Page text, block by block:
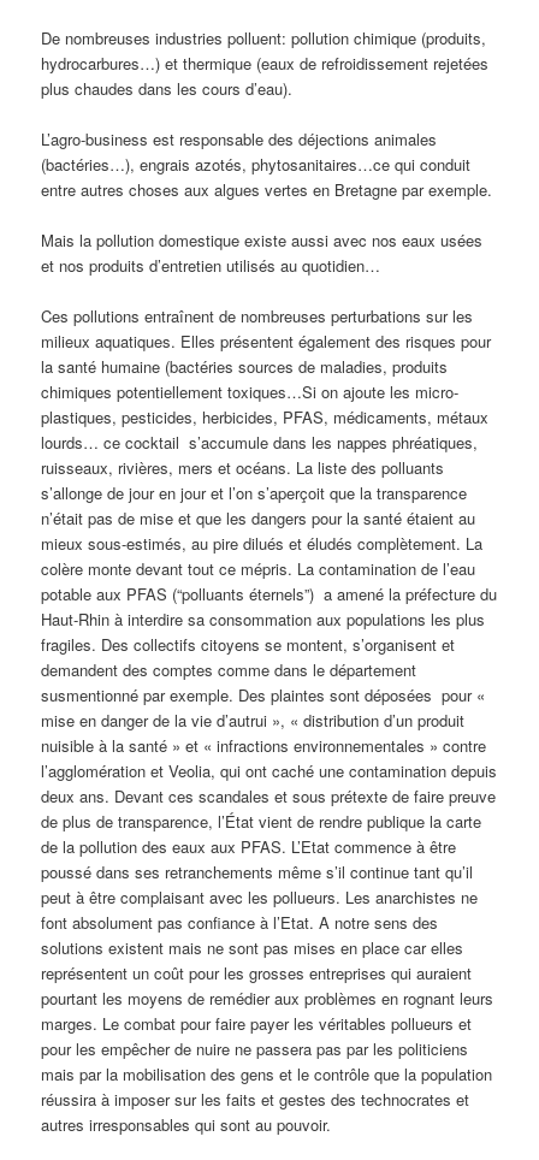
De nombreuses industries polluent: pollution chimique (produits,
hydrocarbures…) et thermique (eaux de refroidissement rejetées
plus chaudes dans les cours d’eau).
L’agro-business est responsable des déjections animales
(bactéries…), engrais azotés, phytosanitaires…ce qui conduit
entre autres choses aux algues vertes en Bretagne par exemple.
Mais la pollution domestique existe aussi avec nos eaux usées
et nos produits d’entretien utilisés au quotidien…
Ces pollutions entraînent de nombreuses perturbations sur les
milieux aquatiques. Elles présentent également des risques pour
la santé humaine (bactéries sources de maladies, produits
chimiques potentiellement toxiques…Si on ajoute les micro-
plastiques, pesticides, herbicides, PFAS, médicaments, métaux
lourds… ce cocktail s’accumule dans les nappes phréatiques,
ruisseaux, rivières, mers et océans. La liste des polluants
s’allonge de jour en jour et l’on s’aperçoit que la transparence
n’était pas de mise et que les dangers pour la santé étaient au
mieux sous-estimés, au pire dilués et éludés complètement. La
colère monte devant tout ce mépris. La contamination de l’eau
potable aux PFAS (“polluants éternels”) a amené la préfecture du
Haut-Rhin à interdire sa consommation aux populations les plus
fragiles. Des collectifs citoyens se montent, s’organisent et
demandent des comptes comme dans le département
susmentionné par exemple. Des plaintes sont déposées pour «
mise en danger de la vie d’autrui », « distribution d’un produit
nuisible à la santé » et « infractions environnementales » contre
l’agglomération et Veolia, qui ont caché une contamination depuis
deux ans. Devant ces scandales et sous prétexte de faire preuve
de plus de transparence, l’État vient de rendre publique la carte
de la pollution des eaux aux PFAS. L’Etat commence à être
poussé dans ses retranchements même s’il continue tant qu’il
peut à être complaisant avec les pollueurs. Les anarchistes ne
font absolument pas confiance à l’Etat. A notre sens des
solutions existent mais ne sont pas mises en place car elles
représentent un coût pour les grosses entreprises qui auraient
pourtant les moyens de remédier aux problèmes en rognant leurs
marges. Le combat pour faire payer les véritables pollueurs et
pour les empêcher de nuire ne passera pas par les politiciens
mais par la mobilisation des gens et le contrôle que la population
réussira à imposer sur les faits et gestes des technocrates et
autres irresponsables qui sont au pouvoir.